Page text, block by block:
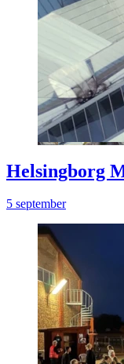
Helsingborg
5 september